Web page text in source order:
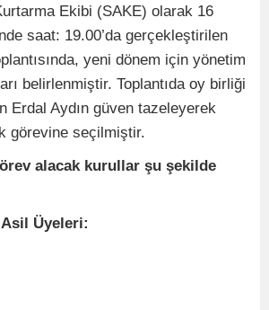
Ekibi (SAKE) olarak 16
saat: 19.00’da gerçekleştirilen
yeni dönem için yönetim
belirlenmiştir. Toplantıda oy birliği
Erdal Aydın güven tazeleyerek
görevine seçilmiştir.
alacak kurullar şu şekilde
Üyeleri: